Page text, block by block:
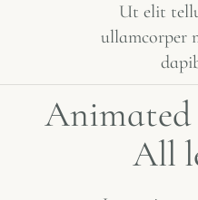
Ut elit
ullamcorper
Animated
All l